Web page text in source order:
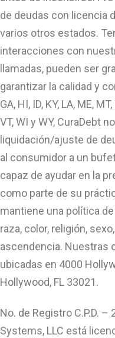
de deudas con licencia
varios otros estados.
interacciones con
llamadas, pueden ser
garantizar la calidad y
GA, HI, ID, KY, LA, ME,
VT, WI y WY, CuraDebt
liquidación/ajuste de
al consumidor a un
capaz de ayudar en la
como parte de su
mantiene una política
raza, color, religión,
ascendencia. Nuestras
ubicadas en 4000
Hollywood, FL 33021.
No. de Registro C.P.D.
Systems, LLC está